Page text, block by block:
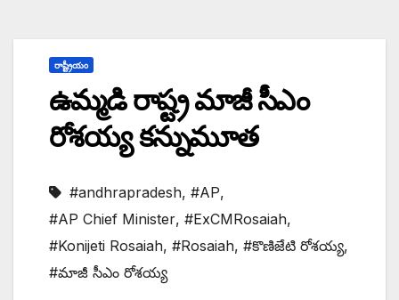
రాష్ట్రీయం
ఉమ్మడి రాష్ట్ర మాజీ సీఎం
రోశయ్య కన్నుమూత
#andhrapradesh, #AP,
#AP Chief Minister, #ExCMRosaiah,
#Konijeti Rosaiah, #Rosaiah, #కొణిజేటి రోశయ్య,
#మాజీ సీఎం రోశయ్య